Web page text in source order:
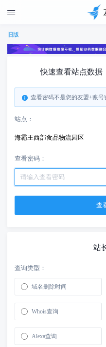

旧版
快速查看站点数据
查看密码不是您的友盟+账号
站点：
海霸王西部食品物流园区
查看密码：
站
查询类型：
域名删除时间
Whois查询
Alexa查询